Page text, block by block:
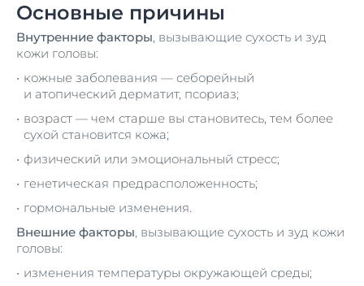
Основные причины
Внутренние факторы, вызывающие сухость и зуд
кожи головы:
кожные заболевания — себорейный
и атопический дерматит, псориаз;
возраст — чем старше вы становитесь, тем более
сухой становится кожа;
физический или эмоциональный стресс;
генетическая предрасположенность;
гормональные изменения.
Внешние факторы, вызывающие сухость и зуд кожи
головы:
изменения температуры окружающей среды;